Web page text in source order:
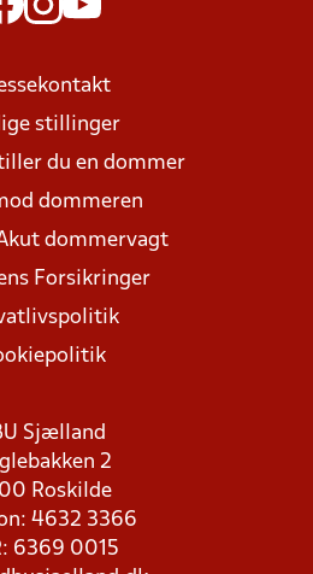
stillinger
du en dommer
dommeren
dommervagt
Forsikringer
Sjælland
2
Roskilde
4632 3366
6369 0015